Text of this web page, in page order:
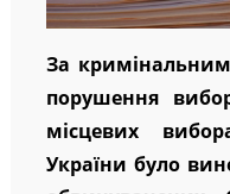
За
порушення
місцевих
України було